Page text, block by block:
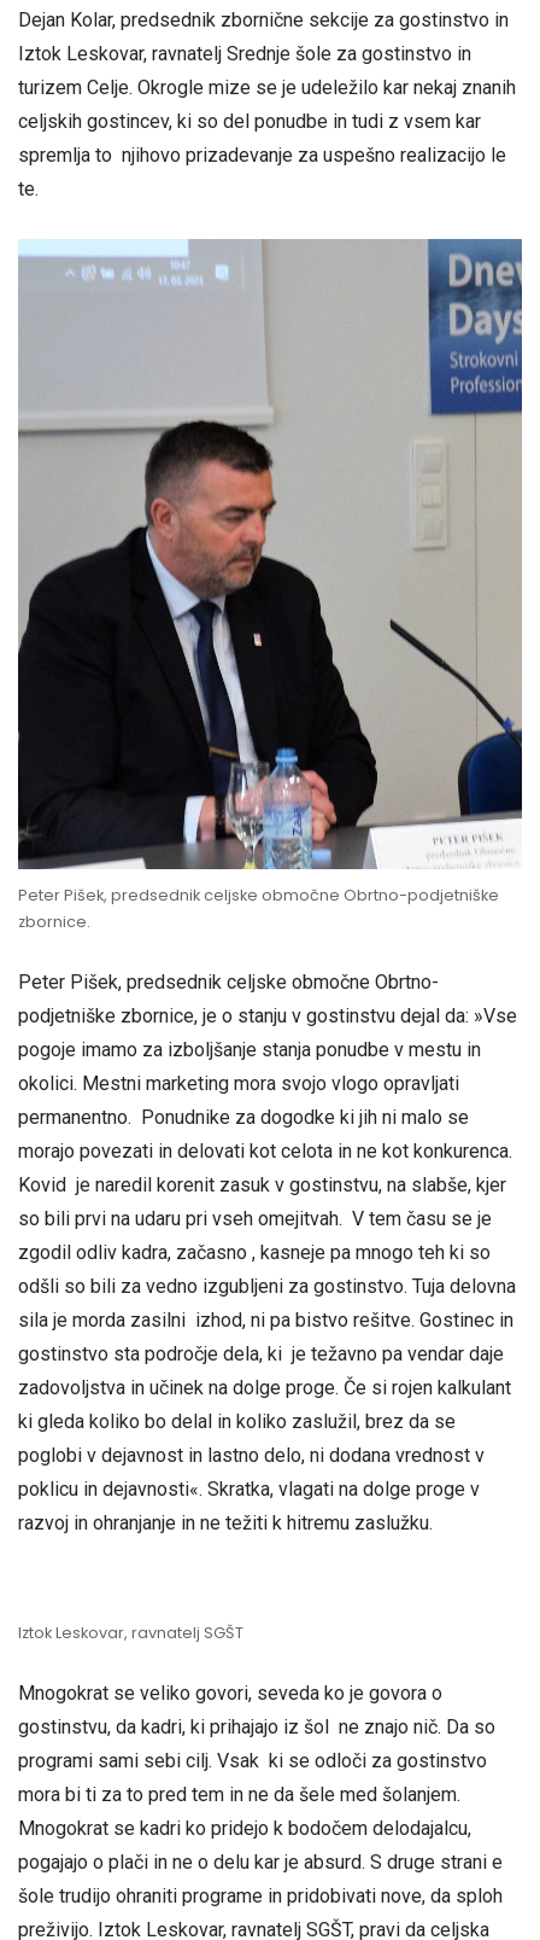
Dejan Kolar, predsednik zbornične sekcije za gostinstvo in
Iztok Leskovar, ravnatelj Srednje šole za gostinstvo in
turizem Celje. Okrogle mize se je udeležilo kar nekaj znanih
celjskih gostincev, ki so del ponudbe in tudi z vsem kar
spremlja to njihovo prizadevanje za uspešno realizacijo le
te.
Peter Pišek, predsednik celjske območne Obrtno-podjetniške
zbornice.
Peter Pišek, predsednik celjske območne Obrtno-
podjetniške zbornice, je o stanju v gostinstvu dejal da: »Vse
pogoje imamo za izboljšanje stanja ponudbe v mestu in
okolici. Mestni marketing mora svojo vlogo opravljati
permanentno. Ponudnike za dogodke ki jih ni malo se
morajo povezati in delovati kot celota in ne kot konkurenca.
Kovid je naredil korenit zasuk v gostinstvu, na slabše, kjer
so bili prvi na udaru pri vseh omejitvah. V tem času se je
zgodil odliv kadra, začasno , kasneje pa mnogo teh ki so
odšli so bili za vedno izgubljeni za gostinstvo. Tuja delovna
sila je morda zasilni izhod, ni pa bistvo rešitve. Gostinec in
gostinstvo sta področje dela, ki je težavno pa vendar daje
zadovoljstva in učinek na dolge proge. Če si rojen kalkulant
ki gleda koliko bo delal in koliko zaslužil, brez da se
poglobi v dejavnost in lastno delo, ni dodana vrednost v
poklicu in dejavnosti«. Skratka, vlagati na dolge proge v
razvoj in ohranjanje in ne težiti k hitremu zaslužku.
Iztok Leskovar, ravnatelj SGŠT
Mnogokrat se veliko govori, seveda ko je govora o
gostinstvu, da kadri, ki prihajajo iz šol ne znajo nič. Da so
programi sami sebi cilj. Vsak ki se odloči za gostinstvo
mora bi ti za to pred tem in ne da šele med šolanjem.
Mnogokrat se kadri ko pridejo k bodočem delodajalcu,
pogajajo o plači in ne o delu kar je absurd. S druge strani e
šole trudijo ohraniti programe in pridobivati nove, da sploh
preživijo. Iztok Leskovar, ravnatelj SGŠT, pravi da celjska